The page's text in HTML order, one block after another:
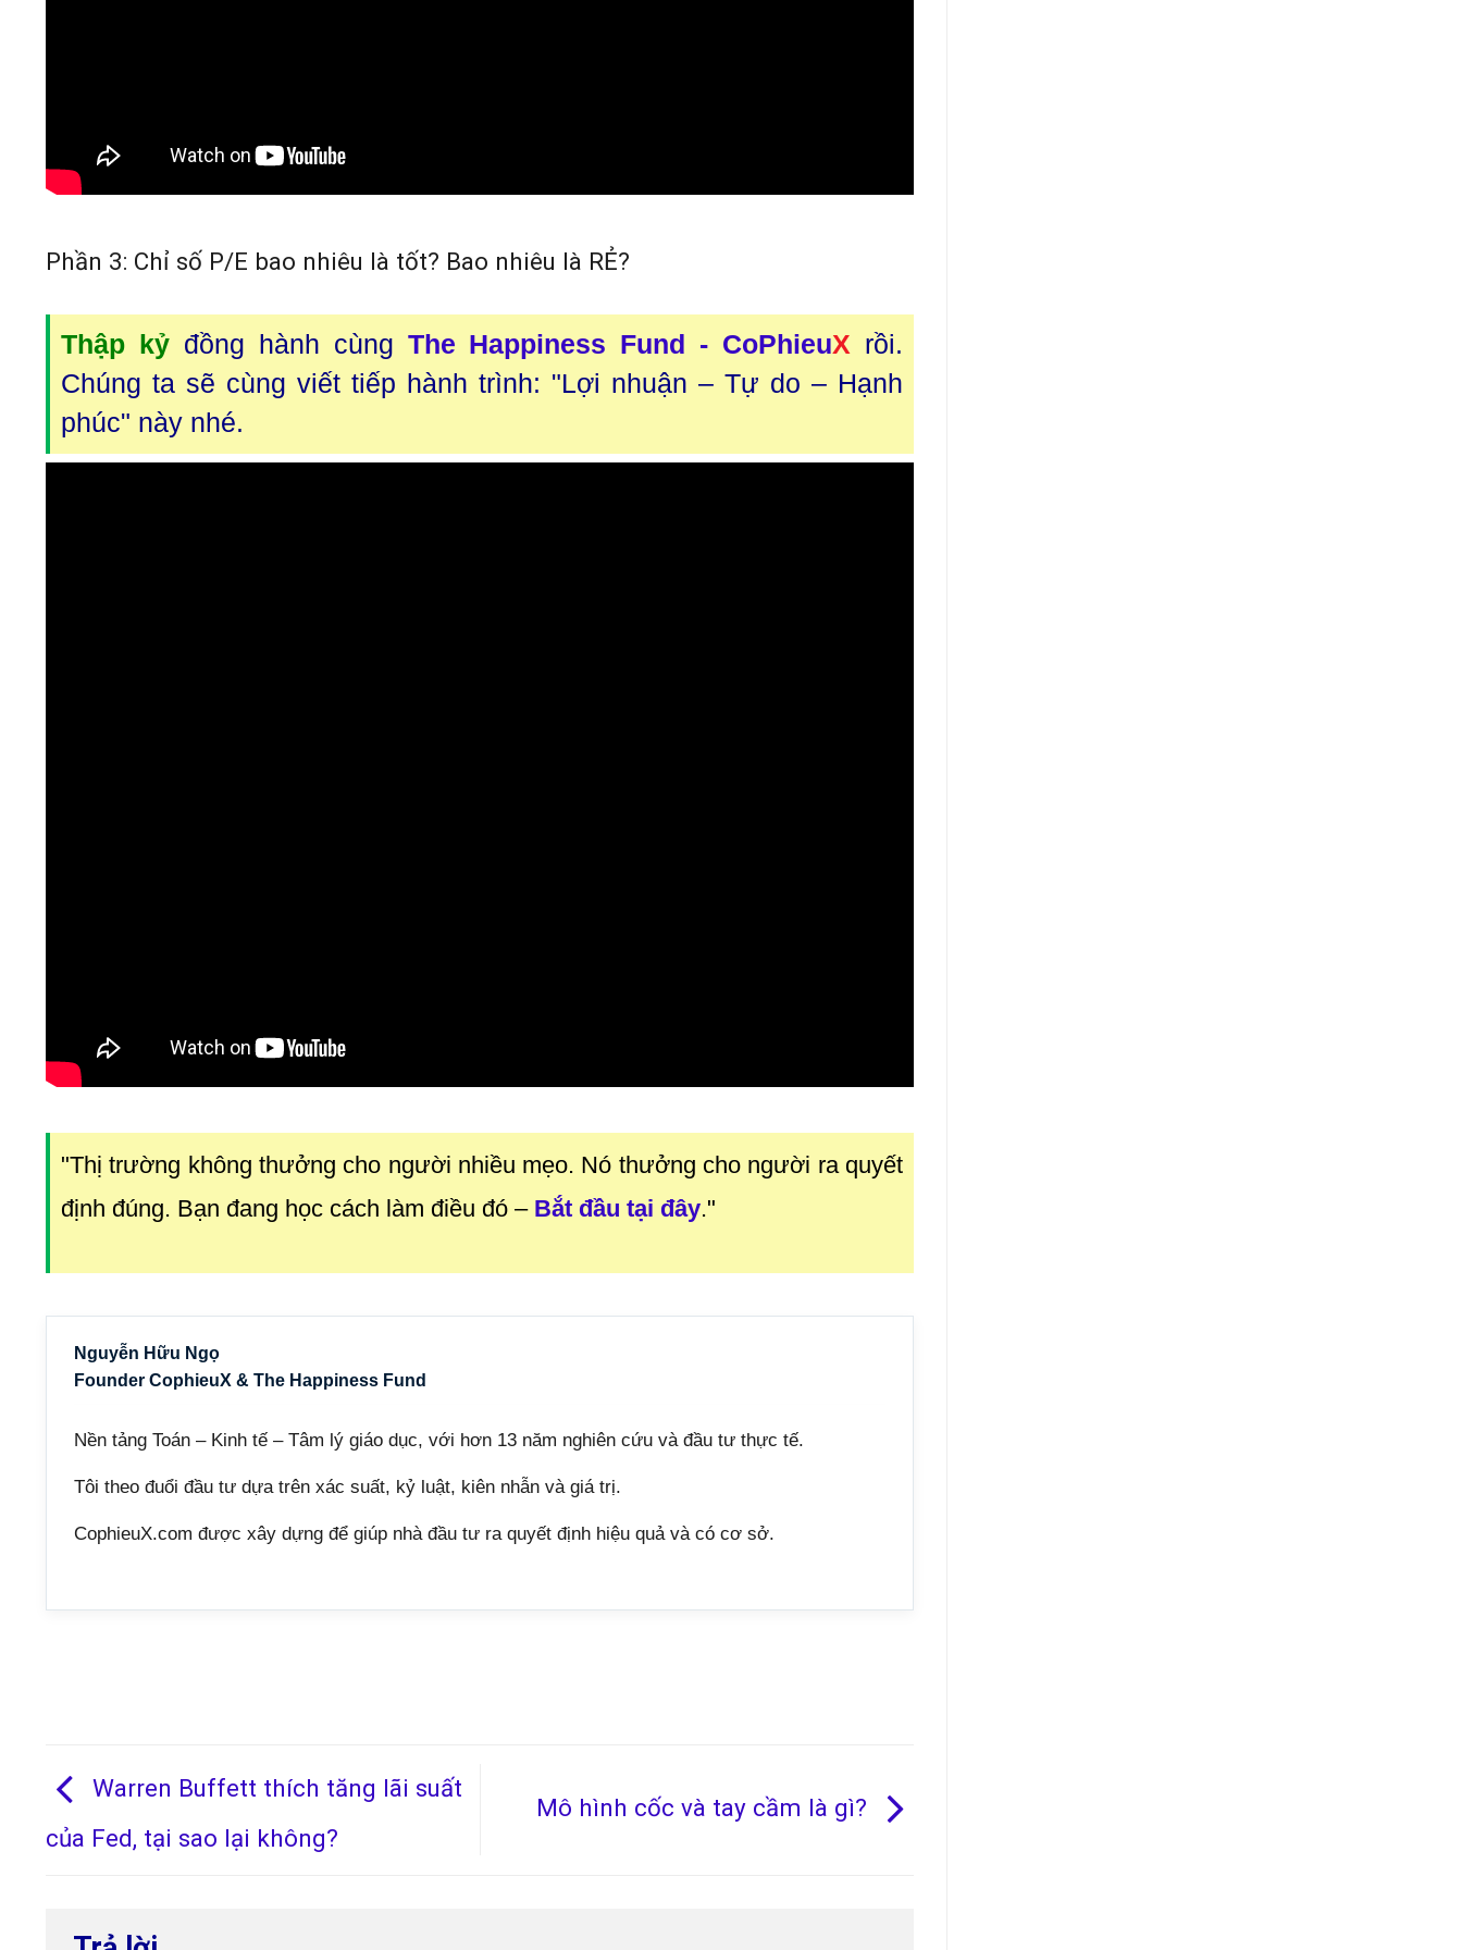
Phần 3: Chỉ số P/E bao nhiêu là tốt? Bao nhiêu là RẺ?
Thập kỷ đồng hành cùng The Happiness Fund - CoPhieuX rồi.
Chúng ta sẽ cùng viết tiếp hành trình: "Lợi nhuận – Tự do – Hạnh
phúc" này nhé.
"Thị trường không thưởng cho người nhiều mẹo. Nó thưởng cho người ra quyết
định đúng. Bạn đang học cách làm điều đó – Bắt đầu tại đây."
Nguyễn Hữu Ngọ
Founder CophieuX & The Happiness Fund
Nền tảng Toán – Kinh tế – Tâm lý giáo dục, với hơn 13 năm nghiên cứu và đầu tư thực tế.
Tôi theo đuổi đầu tư dựa trên xác suất, kỷ luật, kiên nhẫn và giá trị.
CophieuX.com được xây dựng để giúp nhà đầu tư ra quyết định hiệu quả và có cơ sở.
Warren Buffett thích tăng lãi suất
của Fed, tại sao lại không?
Mô hình cốc và tay cầm là gì?